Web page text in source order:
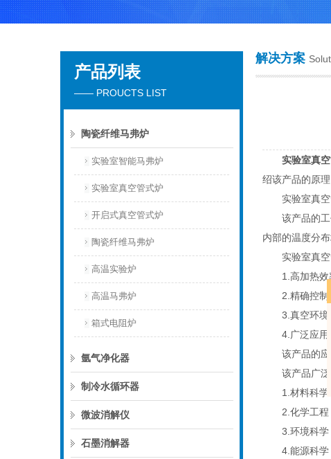
产品列表
—— PROUCTS LIST
陶瓷纤维马弗炉
实验室智能马弗炉
实验室真空管式炉
开启式真空管式炉
陶瓷纤维马弗炉
高温实验炉
高温马弗炉
箱式电阻炉
氩气净化器
制冷水循环器
微波消解仪
石墨消解器
解决方案
实验室真
绍该产品的原
实验室真空
该产品的工作
内部的温度分
实验室真空
1.高加热效率
2.精确控制：
3.真空环境：
4.广泛应用：
该产品的应
该产品广泛
1.材料科学：
2.化学工程：
3.环境科学：
4.能源科学：